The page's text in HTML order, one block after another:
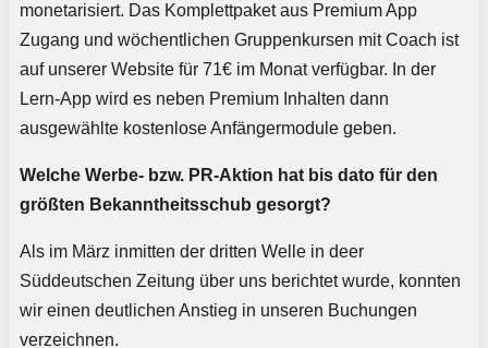
monetarisiert. Das Komplettpaket aus Premium App
Zugang und wöchentlichen Gruppenkursen mit Coach ist
auf unserer Website für 71€ im Monat verfügbar. In der
Lern-App wird es neben Premium Inhalten dann
ausgewählte kostenlose Anfängermodule geben.
Welche Werbe- bzw. PR-Aktion hat bis dato für den
größten Bekanntheitsschub gesorgt?
Als im März inmitten der dritten Welle in deer
Süddeutschen Zeitung über uns berichtet wurde, konnten
wir einen deutlichen Anstieg in unseren Buchungen
verzeichnen.